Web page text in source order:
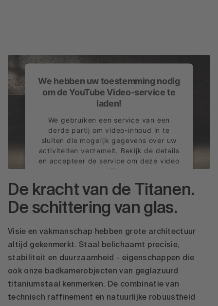
We hebben uw toestemming nodig
om de YouTube Video-service te
laden!
We gebruiken een service van een
derde partij om video-inhoud in te
sluiten die mogelijk gegevens over uw
activiteiten verzamelt. Bekijk de details
en accepteer de service om deze video
te bekijken.
Meer informatie
Accepteren
powered by Usercentrics Consent
Management Platform
De kracht van de Titanen.
De schittering van glas.
Visie en vakmanschap hebben grote architectuur
altijd gekenmerkt. Staal belichaamt precisie,
stabiliteit en duurzaamheid - eigenschappen die
ook onze badkamerobjecten van geglazuurd
titaniumstaal kenmerken. De combinatie van
technisch raffinement en natuurlijke robuustheid